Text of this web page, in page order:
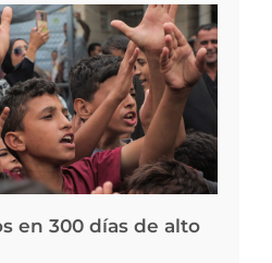
en 300 días de alto